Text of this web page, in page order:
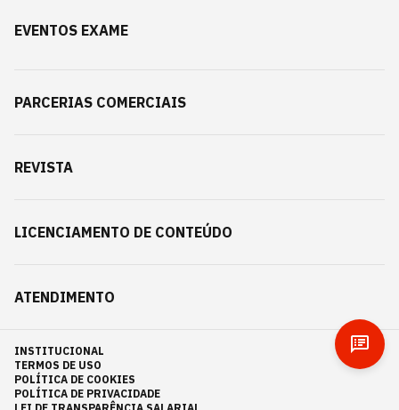
EVENTOS EXAME
PARCERIAS COMERCIAIS
REVISTA
LICENCIAMENTO DE CONTEÚDO
ATENDIMENTO
INSTITUCIONAL
TERMOS DE USO
POLÍTICA DE COOKIES
POLÍTICA DE PRIVACIDADE